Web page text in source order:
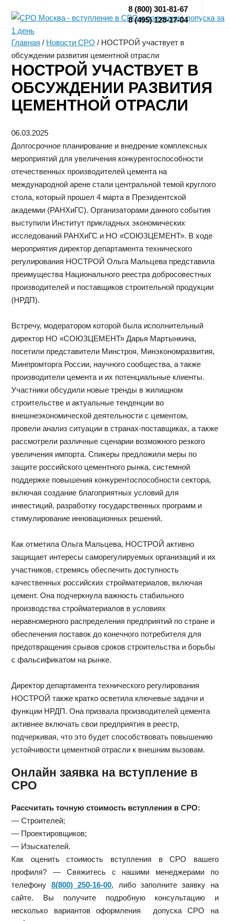
8 (800) 301-81-67
8 (495) 128-17-04
Главная / Новости СРО / НОСТРОЙ участвует в
обсуждении развития цементной отрасли
НОСТРОЙ УЧАСТВУЕТ В
ОБСУЖДЕНИИ РАЗВИТИЯ
ЦЕМЕНТНОЙ ОТРАСЛИ
06.03.2025
Долгосрочное планирование и внедрение комплексных
мероприятий для увеличения конкурентоспособности
отечественных производителей цемента на
международной арене стали центральной темой круглого
стола, который прошел 4 марта в Президентской
академии (РАНХиГС). Организаторами данного события
выступили Институт прикладных экономических
исследований РАНХиГС и НО «СОЮЗЦЕМЕНТ». В ходе
мероприятия директор департамента технического
регулирования НОСТРОЙ Ольга Мальцева представила
преимущества Национального реестра добросовестных
производителей и поставщиков строительной продукции
(НРДП).
Встречу, модератором которой была исполнительный
директор НО «СОЮЗЦЕМЕНТ» Дарья Мартынкина,
посетили представители Минстроя, Минэкономразвития,
Минпромторга России, научного сообщества, а также
производители цемента и их потенциальные клиенты.
Участники обсудили новые тренды в жилищном
строительстве и актуальные тенденции во
внешнеэкономической деятельности с цементом,
провели анализ ситуации в странах-поставщиках, а также
рассмотрели различные сценарии возможного резкого
увеличения импорта. Спикеры предложили меры по
защите российского цементного рынка, системной
поддержке повышения конкурентоспособности сектора,
включая создание благоприятных условий для
инвестиций, разработку государственных программ и
стимулирование инновационных решений.
Как отметила Ольга Мальцева, НОСТРОЙ активно
защищает интересы саморегулируемых организаций и их
участников, стремясь обеспечить доступность
качественных российских стройматериалов, включая
цемент. Она подчеркнула важность стабильного
производства стройматериалов в условиях
неравномерного распределения предприятий по стране и
обеспечения поставок до конечного потребителя для
предотвращения срывов сроков строительства и борьбы
с фальсификатом на рынке.
Директор департамента технического регулирования
НОСТРОЙ также кратко осветила ключевые задачи и
функции НРДП. Она призвала производителей цемента
активнее включать свои предприятия в реестр,
подчеркивая, что это будет способствовать повышению
устойчивости цементной отрасли к внешним вызовам.
Онлайн заявка на вступление в
СРО
Рассчитать точную стоимость вступления в СРО:
— Строителей;
— Проектировщиков;
— Изыскателей.
Как оценить стоимость вступления в СРО вашего
профиля? — Свяжитесь с нашими менеджерами по
телефону 8(800) 250-16-00, либо заполните заявку на
сайте. Вы получите подробную консультацию и
несколько вариантов оформления допуска СРО на